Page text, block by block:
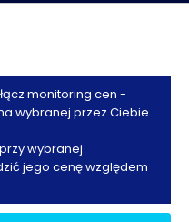
monitoring cen -
wybranej przez Ciebie
przy wybranej
jego cenę względem